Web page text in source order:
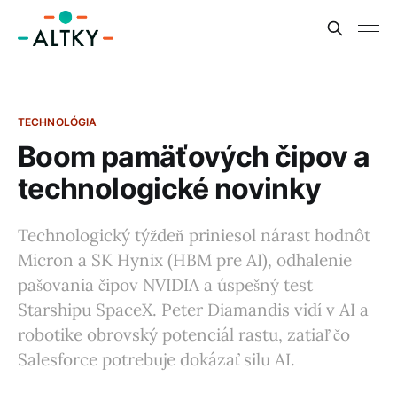
TECHNOLÓGIA
Boom pamäťových čipov a
technologické novinky
Technologický týždeň priniesol nárast hodnôt
Micron a SK Hynix (HBM pre AI), odhalenie
pašovania čipov NVIDIA a úspešný test
Starshipu SpaceX. Peter Diamandis vidí v AI a
robotike obrovský potenciál rastu, zatiaľ čo
Salesforce potrebuje dokázať silu AI.